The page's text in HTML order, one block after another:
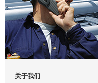
关于我们